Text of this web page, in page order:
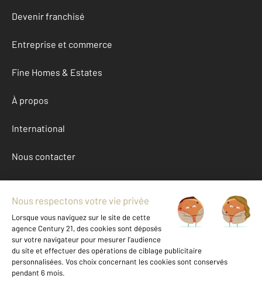
Devenir franchisé
Entreprise et commerce
Fine Homes & Estates
À propos
International
Nous contacter
Mentions légales & CGU et Barèmes d'honoraires
Données personnelles
Gestionnaire des cookies